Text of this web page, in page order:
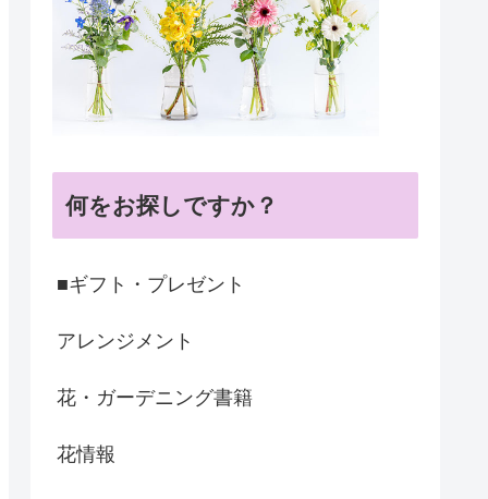
何をお探しですか？
■ギフト・プレゼント
アレンジメント
花・ガーデニング書籍
花情報